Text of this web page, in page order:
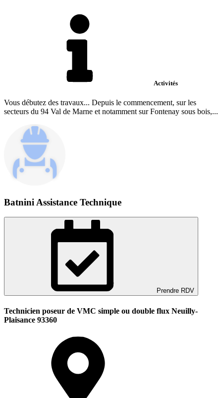
Activités
Vous débutez des travaux... Depuis le commencement, sur les
secteurs du 94 Val de Marne et notamment sur Fontenay sous bois,...
Batnini Assistance Technique
Prendre RDV
Technicien poseur de VMC simple ou double flux Neuilly-
Plaisance 93360